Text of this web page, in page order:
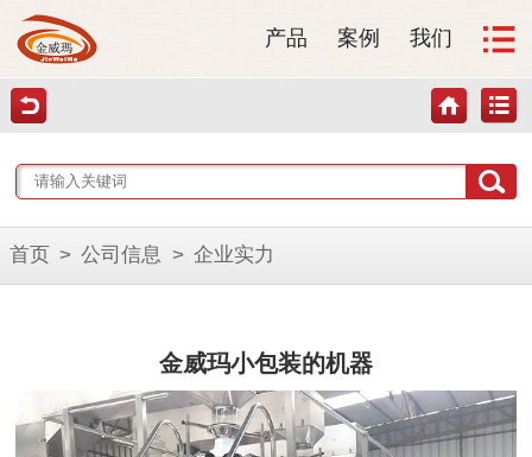
产品 案例 我们
首页 > 公司信息 > 企业实力
金威玛小包装的机器